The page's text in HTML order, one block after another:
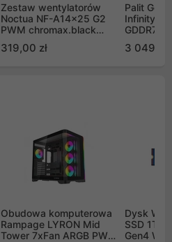
Zestaw wentylatorów
Noctua NF-A14x25 G2
PWM chromax.black
Push Pull (2szt)
319,00 zł
Palit
Infinity 3
GDDR7
GB2050S)
3 049,00
Obudowa komputerowa
Rampage LYRON Mid
Tower 7xFan ARGB PWM
Dysk WD
SSD 1TB
Gen4